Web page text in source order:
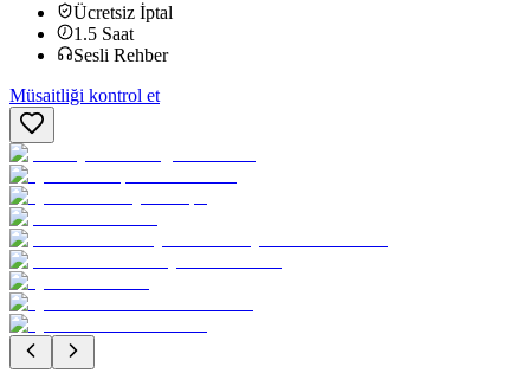
Ücretsiz İptal
1.5 Saat
Sesli Rehber
Müsaitliği kontrol et